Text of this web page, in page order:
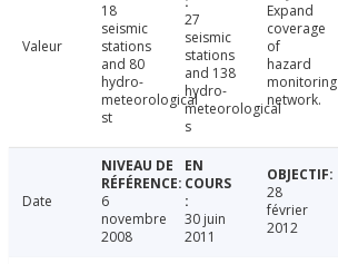
Valeur
18
seismic
stations
and 80
hydro-
meteorological
st
27
seismic
stations
and 138
hydro-
meteorological
s
Expand
coverage
of
hazard
monitoring
network.
Date
6
novembre
2008
30 juin
2011
28
février
2012